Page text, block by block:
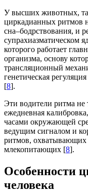
У высших животных,
циркадианных ритмов
сна–бодрствования, и
супрахиазматическом
которого работает
организма, основу
трансляционный
генетическая
[8].
Эти водители ритма не
ежедневная
часами окружающей
ведущим сигналом и
ритмов, охватывающих
млекопитающих [8].
Особенности
человека